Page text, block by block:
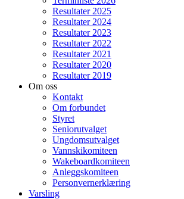
Resultater 2025
Resultater 2024
Resultater 2023
Resultater 2022
Resultater 2021
Resultater 2020
Resultater 2019
Om oss
Kontakt
Om forbundet
Styret
Seniorutvalget
Ungdomsutvalget
Vannskikomiteen
Wakeboardkomiteen
Anleggskomiteen
Personvernerklæring
Varsling